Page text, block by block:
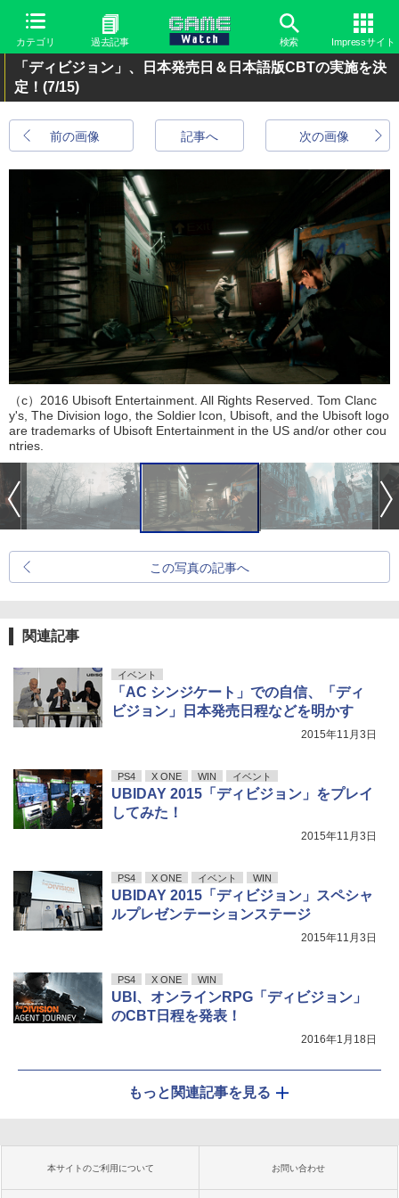
カテゴリ 過去記事 検索 Impressサイト
「ディビジョン」、日本発売日＆日本語版CBTの実施を決
定！ (7/15)
前の画像 次の画像
記事へ
（c）2016 Ubisoft Entertainment. All Rights Reserved. Tom Clanc
y's, The Division logo, the Soldier Icon, Ubisoft, and the Ubisoft logo
are trademarks of Ubisoft Entertainment in the US and/or other cou
ntries.
この写真の記事へ
関連記事
イベント
「AC シンジケート」での自信、「ディ
ビジョン」日本発売日程などを明かす
2015年11月3日
PS4 X ONE WIN イベント
UBIDAY 2015「ディビジョン」をプレイ
してみた！
2015年11月3日
PS4 X ONE イベント WIN
UBIDAY 2015「ディビジョン」スペシャ
ルプレゼンテーションステージ
2015年11月3日
PS4 X ONE WIN
UBI、オンラインRPG「ディビジョン」
のCBT日程を発表！
2016年1月18日
もっと関連記事を見る
本サイトのご利用について お問い合わせ